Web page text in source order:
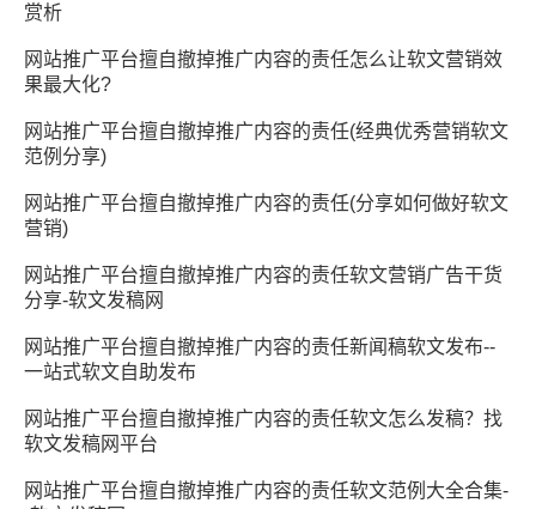
赏析
网站推广平台擅自撤掉推广内容的责任怎么让软文营销效
果最大化?
网站推广平台擅自撤掉推广内容的责任(经典优秀营销软文
范例分享)
网站推广平台擅自撤掉推广内容的责任(分享如何做好软文
营销)
网站推广平台擅自撤掉推广内容的责任软文营销广告干货
分享-软文发稿网
网站推广平台擅自撤掉推广内容的责任新闻稿软文发布--
一站式软文自助发布
网站推广平台擅自撤掉推广内容的责任软文怎么发稿？找
软文发稿网平台
网站推广平台擅自撤掉推广内容的责任软文范例大全合集-